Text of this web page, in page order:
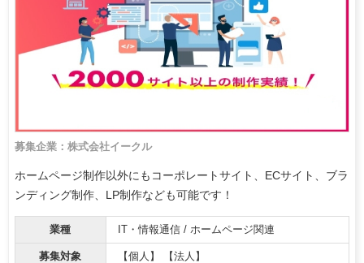
募集企業：株式会社イークル
ホームページ制作以外にもコーポレートサイト、ECサイト、ブラ
ンディング制作、LP制作なども可能です！
業種 IT・情報通信 / ホームページ関連
募集対象 【個人】 【法人】